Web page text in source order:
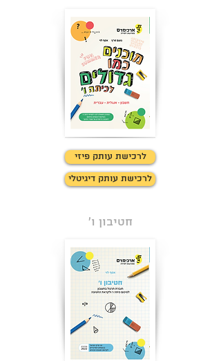
לרכישת עותק פיזי
לרכישת עותק דיגיטלי
חטיבון ו'